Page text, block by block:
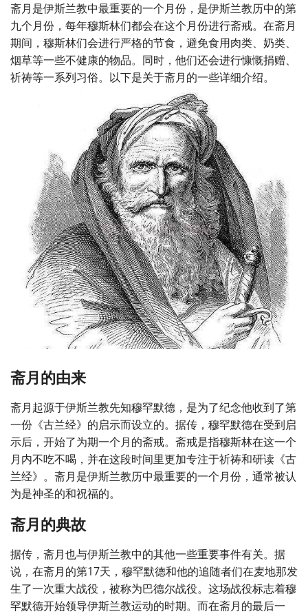
斋月是伊斯兰教中最重要的一个月份，是伊斯兰教历中的第
九个月份，每年穆斯林们都会在这个月份进行斋戒。在斋月
期间，穆斯林们会进行严格的节食，避免食用肉类、奶类、
烟草等一些不健康的物品。同时，他们还会进行慷慨捐赠、
祈祷等一系列习俗。以下是关于斋月的一些详细介绍。
斋月的由来
斋月起源于伊斯兰教先知穆罕默德，是为了纪念他收到了第
一份《古兰经》的启示而设立的。据传，穆罕默德在受到启
示后，开始了为期一个月的斋戒。斋戒是指穆斯林在这一个
月内不吃不喝，并在这段时间里更加专注于祈祷和研读《古
兰经》。斋月是伊斯兰教历中最重要的一个月份，通常被认
为是神圣的和祝福的。
斋月的典故
据传，斋月也与伊斯兰教中的其他一些重要事件有关。据
说，在斋月的第17天，穆罕默德和他的追随者们在麦地那发
生了一次重大战役，被称为巴德尔战役。这场战役标志着穆
罕默德开始领导伊斯兰教运动的时期。而在斋月的最后一